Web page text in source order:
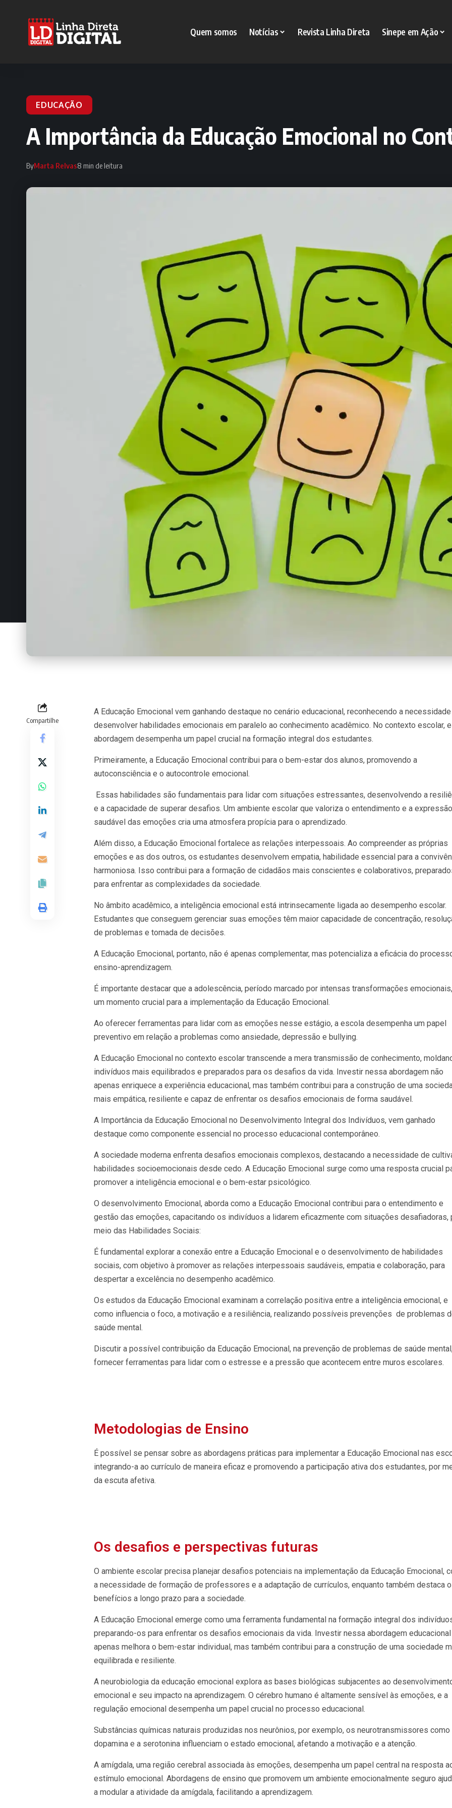
Quem somos Notícias Revista Linha Direta Sinepe em Ação
EDUCAÇÃO
A Importância da Educação Emocional no
ByMarta Relvas8 min de leitura
Compartilhe
A Educação Emocional vem ganhando destaque no cenário educacional, reconhecendo a
desenvolver habilidades emocionais em paralelo ao conhecimento acadêmico. No contexto escolar,
abordagem desempenha um papel crucial na formação integral dos estudantes.
Primeiramente, a Educação Emocional contribui para o bem-estar dos alunos, promovendo a
autoconsciência e o autocontrole emocional.
Essas habilidades são fundamentais para lidar com situações estressantes, desenvolvendo a
e a capacidade de superar desafios. Um ambiente escolar que valoriza o entendimento e a expressão
saudável das emoções cria uma atmosfera propícia para o aprendizado.
Além disso, a Educação Emocional fortalece as relações interpessoais. Ao compreender as próprias
emoções e as dos outros, os estudantes desenvolvem empatia, habilidade essencial para a
harmoniosa. Isso contribui para a formação de cidadãos mais conscientes e colaborativos,
para enfrentar as complexidades da sociedade.
No âmbito acadêmico, a inteligência emocional está intrinsecamente ligada ao desempenho escolar.
Estudantes que conseguem gerenciar suas emoções têm maior capacidade de concentração,
de problemas e tomada de decisões.
A Educação Emocional, portanto, não é apenas complementar, mas potencializa a eficácia do
ensino-aprendizagem.
É importante destacar que a adolescência, período marcado por intensas transformações
um momento crucial para a implementação da Educação Emocional.
Ao oferecer ferramentas para lidar com as emoções nesse estágio, a escola desempenha um papel
preventivo em relação a problemas como ansiedade, depressão e bullying.
A Educação Emocional no contexto escolar transcende a mera transmissão de conhecimento,
indivíduos mais equilibrados e preparados para os desafios da vida. Investir nessa abordagem não
apenas enriquece a experiência educacional, mas também contribui para a construção de uma
mais empática, resiliente e capaz de enfrentar os desafios emocionais de forma saudável.
A Importância da Educação Emocional no Desenvolvimento Integral dos Indivíduos, vem ganhado
destaque como componente essencial no processo educacional contemporâneo.
A sociedade moderna enfrenta desafios emocionais complexos, destacando a necessidade de
habilidades socioemocionais desde cedo. A Educação Emocional surge como uma resposta crucial
promover a inteligência emocional e o bem-estar psicológico.
O desenvolvimento Emocional, aborda como a Educação Emocional contribui para o entendimento e
gestão das emoções, capacitando os indivíduos a lidarem eficazmente com situações desafiadoras,
meio das Habilidades Sociais:
É fundamental explorar a conexão entre a Educação Emocional e o desenvolvimento de habilidades
sociais, com objetivo à promover as relações interpessoais saudáveis, empatia e colaboração, para
despertar a excelência no desempenho acadêmico.
Os estudos da Educação Emocional examinam a correlação positiva entre a inteligência emocional, e
como influencia o foco, a motivação e a resiliência, realizando possíveis prevenções de problemas
saúde mental.
Discutir a possível contribuição da Educação Emocional, na prevenção de problemas de saúde
fornecer ferramentas para lidar com o estresse e a pressão que acontecem entre muros escolares.
Metodologias de Ensino
É possível se pensar sobre as abordagens práticas para implementar a Educação Emocional nas
integrando-a ao currículo de maneira eficaz e promovendo a participação ativa dos estudantes, por
da escuta afetiva.
Os desafios e perspectivas futuras
O ambiente escolar precisa planejar desafios potenciais na implementação da Educação Emocional,
a necessidade de formação de professores e a adaptação de currículos, enquanto também destaca
benefícios a longo prazo para a sociedade.
A Educação Emocional emerge como uma ferramenta fundamental na formação integral dos
preparando-os para enfrentar os desafios emocionais da vida. Investir nessa abordagem educacional
apenas melhora o bem-estar individual, mas também contribui para a construção de uma sociedade
equilibrada e resiliente.
A neurobiologia da educação emocional explora as bases biológicas subjacentes ao
emocional e seu impacto na aprendizagem. O cérebro humano é altamente sensível às emoções, e a
regulação emocional desempenha um papel crucial no processo educacional.
Substâncias químicas naturais produzidas nos neurônios, por exemplo, os neurotransmissores como
dopamina e a serotonina influenciam o estado emocional, afetando a motivação e a atenção.
A amígdala, uma região cerebral associada às emoções, desempenha um papel central na resposta
estímulo emocional. Abordagens de ensino que promovem um ambiente emocionalmente seguro
a modular a atividade da amígdala, facilitando a aprendizagem.